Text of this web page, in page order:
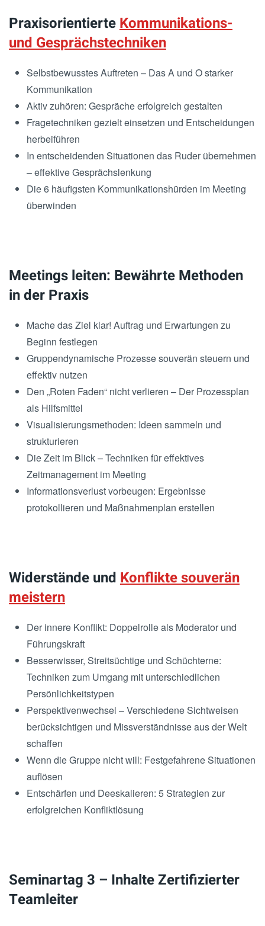
PraxisorientierteKommunikations-
und Gesprächstechniken
Selbstbewusstes Auftreten – Das A und O starker
Kommunikation
Aktiv zuhören: Gespräche erfolgreich gestalten
Fragetechniken gezielt einsetzen und Entscheidungen
herbeiführen
In entscheidenden Situationen das Ruder übernehmen
– effektive Gesprächslenkung
Die 6 häufigsten Kommunikationshürden im Meeting
überwinden
Meetings leiten: Bewährte Methoden
in der Praxis
Mache das Ziel klar! Auftrag und Erwartungen zu
Beginn festlegen
Gruppendynamische Prozesse souverän steuern und
effektiv nutzen
Den „Roten Faden“ nicht verlieren – Der Prozessplan
als Hilfsmittel
Visualisierungsmethoden: Ideen sammeln und
strukturieren
Die Zeit im Blick – Techniken für effektives
Zeitmanagement im Meeting
Informationsverlust vorbeugen: Ergebnisse
protokollieren und Maßnahmenplan erstellen
Widerstände und Konflikte souverän
meistern
Der innere Konflikt: Doppelrolle als Moderator und
Führungskraft
Besserwisser, Streitsüchtige und Schüchterne:
Techniken zum Umgang mit unterschiedlichen
Persönlichkeitstypen
Perspektivenwechsel – Verschiedene Sichtweisen
berücksichtigen und Missverständnisse aus der Welt
schaffen
Wenn die Gruppe nicht will: Festgefahrene Situationen
auflösen
Entschärfen und Deeskalieren: 5 Strategien zur
erfolgreichen Konfliktlösung
Seminartag 3 – Inhalte Zertifizierter
Teamleiter